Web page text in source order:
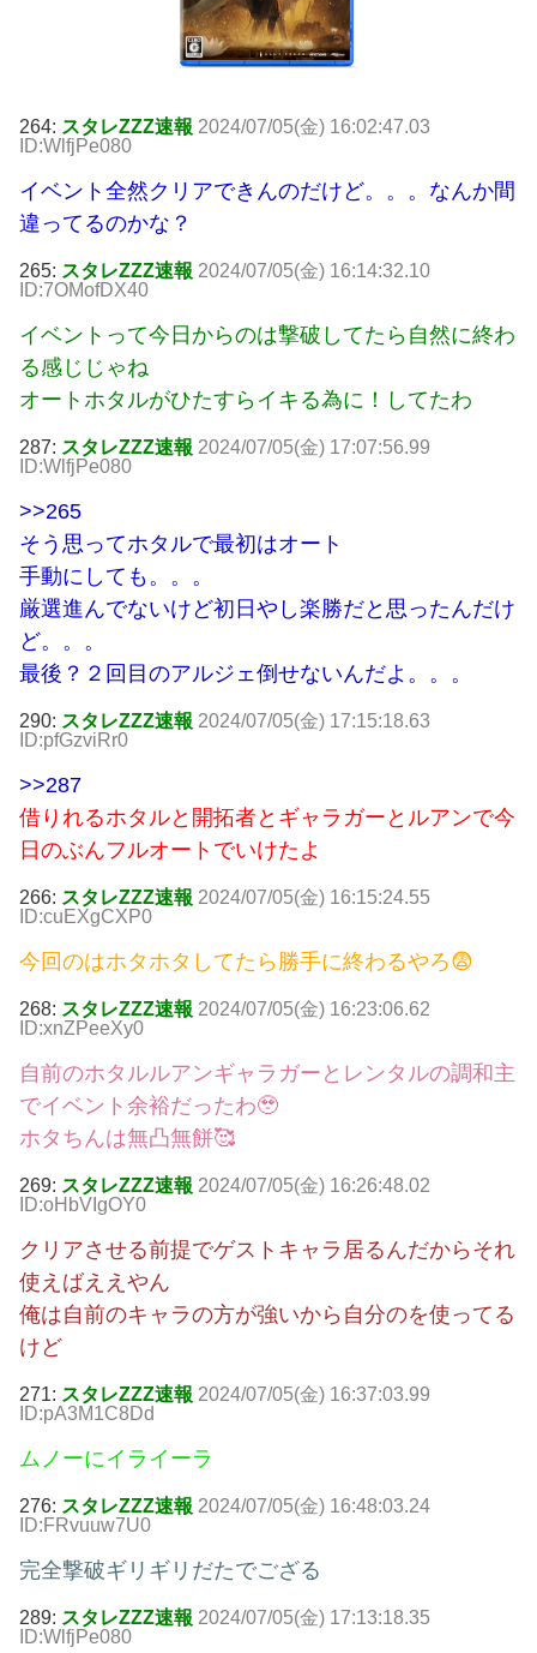
264: スタレZZZ速報 2024/07/05(金) 16:02:47.03
ID:WlfjPe080
イベント全然クリアできんのだけど。。。なんか間
違ってるのかな？
265: スタレZZZ速報 2024/07/05(金) 16:14:32.10
ID:7OMofDX40
イベントって今日からのは撃破してたら自然に終わ
る感じじゃね
オートホタルがひたすらイキる為に！してたわ
287: スタレZZZ速報 2024/07/05(金) 17:07:56.99
ID:WlfjPe080
>>265
そう思ってホタルで最初はオート
手動にしても。。。
厳選進んでないけど初日やし楽勝だと思ったんだけ
ど。。。
最後？２回目のアルジェ倒せないんだよ。。。
290: スタレZZZ速報 2024/07/05(金) 17:15:18.63
ID:pfGzviRr0
>>287
借りれるホタルと開拓者とギャラガーとルアンで今
日のぶんフルオートでいけたよ
266: スタレZZZ速報 2024/07/05(金) 16:15:24.55
ID:cuEXgCXP0
今回のはホタホタしてたら勝手に終わるやろ😨
268: スタレZZZ速報 2024/07/05(金) 16:23:06.62
ID:xnZPeeXy0
自前のホタルルアンギャラガーとレンタルの調和主
でイベント余裕だったわ🥹
ホタちんは無凸無餅🥰
269: スタレZZZ速報 2024/07/05(金) 16:26:48.02
ID:oHbVIgOY0
クリアさせる前提でゲストキャラ居るんだからそれ
使えばええやん
俺は自前のキャラの方が強いから自分のを使ってる
けど
271: スタレZZZ速報 2024/07/05(金) 16:37:03.99
ID:pA3M1C8Dd
ムノーにイライーラ
276: スタレZZZ速報 2024/07/05(金) 16:48:03.24
ID:FRvuuw7U0
完全撃破ギリギリだたでござる
289: スタレZZZ速報 2024/07/05(金) 17:13:18.35
ID:WlfjPe080